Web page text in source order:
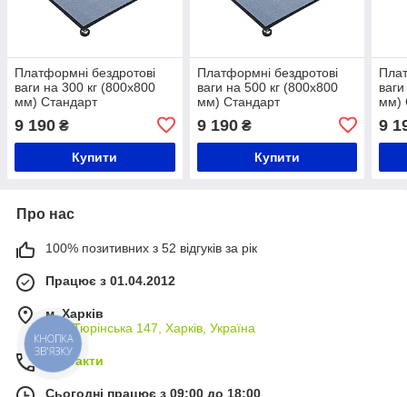
Платформні бездротові
ваги на 300 кг (800х800
мм) Стандарт
9 190 ₴
Купити
Платформні бездротові
ваги на 500 кг (800х800
мм) Стандарт
9 190₴
Купити
мм)
9
Про нас
100% позитивних з 52 відгуків за рік
Працює з 01.04.2012
м. Харків
вул. Тюрінська 147, Харків, Україна
Контакти
Сьогодні працює з 09:00 до 18:00
КНОПКА
ЗВ'ЯЗКУ